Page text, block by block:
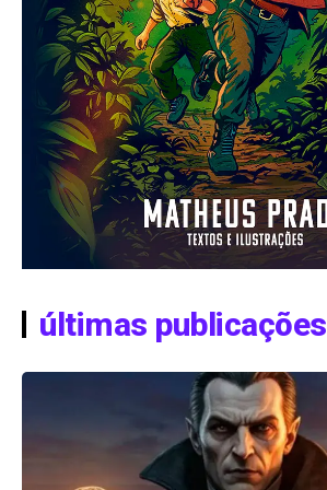
últimas publicações